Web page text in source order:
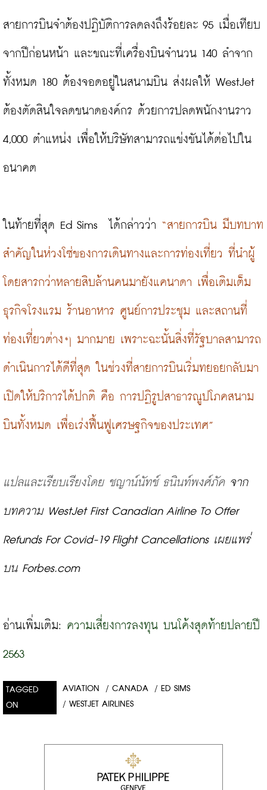
สายการบินจำต้องปฏิบัติการลดลงถึงร้อยละ 95 เมื่อเทียบ
จากปีก่อนหน้า และขณะที่เครื่องบินจำนวน 140 ลำจาก
ทั้งหมด 180 ต้องจอดอยู่ในสนามบิน ส่งผลให้ WestJet
ต้องตัดสินใจลดขนาดองค์กร ด้วยการปลดพนักงานราว
4,000 ตำแหน่ง เพื่อให้บริษัทสามารถแข่งขันได้ต่อไปใน
อนาคต
ในท้ายที่สุด Ed Sims  ได้กล่าวว่า “สายการบิน มีบทบาท
สำคัญในห่วงโซ่ของการเดินทางและการท่องเที่ยว ที่นำผู้
โดยสารกว่าหลายสิบล้านคนมายังแคนาดา เพื่อเติมเต็ม
ธุรกิจโรงแรม ร้านอาหาร ศูนย์การประชุม และสถานที่
ท่องเที่ยวต่างๆ มากมาย เพราะฉะนั้นสิ่งที่รัฐบาลสามารถ
ดำเนินการได้ดีที่สุด ในช่วงที่สายการบินเริ่มทยอยกลับมา
เปิดให้บริการได้ปกติ คือ การปฏิรูปสาธารณูปโภคสนาม
บินทั้งหมด เพื่อเร่งฟื้นฟูเศรษฐกิจของประเทศ”
แปลและเรียบเรียงโดย ชญาน์นัทช์ ธนินท์พงศ์ภัค จาก
บทความ WestJet First Canadian Airline To Offer
Refunds For Covid-19 Flight Cancellations เผยแพร่
บน Forbes.com
อ่านเพิ่มเติม: ความเสี่ยงการลงทุน บนโค้งสุดท้ายปลายปี
2563
TAGGED
ON
AVIATION / CANADA / ED SIMS
/ WESTJET AIRLINES